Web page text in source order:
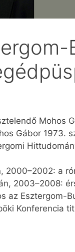
Mohos
Gábor
2000–2002: a
2003–2008:
az Esztergom-
Konferencia